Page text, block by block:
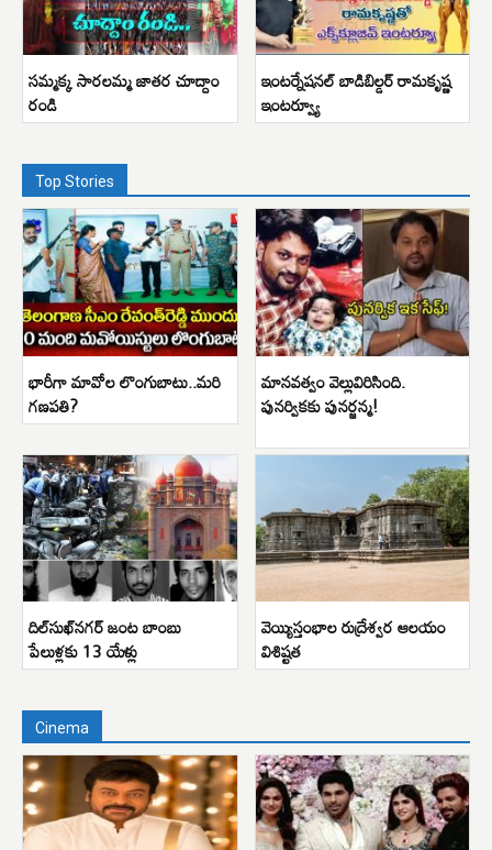
సమ్మక్క సారలమ్మ జాతర చూద్దాం
రండి
ఇంటర్నేషనల్ బాడిబిల్డర్ రామకృష్ణ
ఇంటర్వ్యూ
Top Stories
భారీగా మావోల లొంగుబాటు..మరి
గణపతి?
మానవత్వం వెల్లువిరిసింది.
పునర్వికకు పునర్జన్మ!
దిల్‌సుఖ్‌నగర్ జంట బాంబు
పేలుళ్లకు 13 యేళ్లు
వెయ్యిస్తంభాల రుద్రేశ్వర ఆలయం
విశిష్టత
Cinema